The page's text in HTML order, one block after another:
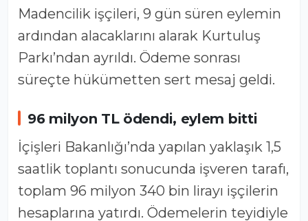
Madencilik işçileri, 9 gün süren eylemin
ardından alacaklarını alarak Kurtuluş
Parkı’ndan ayrıldı. Ödeme sonrası
süreçte hükümetten sert mesaj geldi.
96 milyon TL ödendi, eylem bitti
İçişleri Bakanlığı’nda yapılan yaklaşık 1,5
saatlik toplantı sonucunda işveren tarafı,
toplam 96 milyon 340 bin lirayı işçilerin
hesaplarına yatırdı. Ödemelerin teyidiyle